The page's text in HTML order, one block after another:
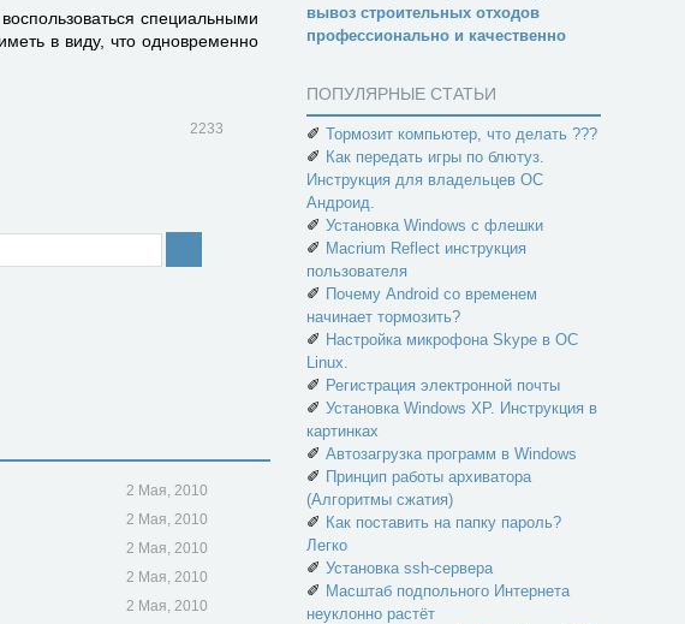
специальными
в виду, что одновременно
2233
2 Мая, 2010
2 Мая, 2010
2 Мая, 2010
2 Мая, 2010
2 Мая, 2010
вывоз строительных отходов
профессионально и качественно
ПОПУЛЯРНЫЕ СТАТЬИ
✐ Тормозит компьютер, что делать ???
✐ Как передать игры по блютуз.
Инструкция для владельцев ОС
Андроид.
✐ Установка Windows с флешки
✐ Macrium Reflect инструкция
пользователя
✐ Почему Android со временем
начинает тормозить?
✐ Настройка микрофона Skype в ОС
Linux.
✐ Регистрация электронной почты
✐ Установка Windows XP. Инструкция в
картинках
✐ Автозагрузка программ в Windows
✐ Принцип работы архиватора
(Алгоритмы сжатия)
✐ Как поставить на папку пароль?
Легко
✐ Установка ssh-сервера
✐ Масштаб подпольного Интернета
неуклонно растёт